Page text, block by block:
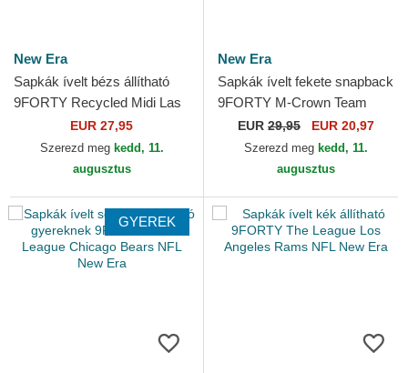
New Era
Sapkák ívelt bézs állítható
9FORTY Recycled Midi Las
Vegas Raiders NFL New Era
EUR 27,95
Szerezd meg kedd, 11.
augusztus
New Era
Sapkák ívelt fekete snapback
9FORTY M-Crown Team
Pittsburgh Steelers NFL New
EUR 29,95 EUR 20,97
Szerezd meg kedd, 11.
augusztus
GYEREK